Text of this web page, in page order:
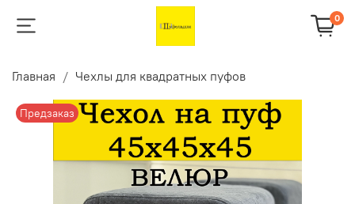
0
Главная Чехлы для квадратных пуфов
Предзаказ